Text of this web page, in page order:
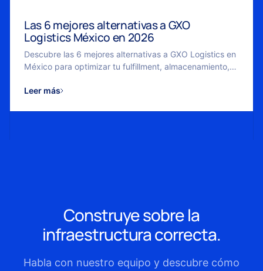
Las 6 mejores alternativas a GXO
Logistics México en 2026
Descubre las 6 mejores alternativas a GXO Logistics en
México para optimizar tu fulfillment, almacenamiento,
Leer más
Construye sobre la
infraestructura correcta.
Habla con nuestro equipo y descubre cómo